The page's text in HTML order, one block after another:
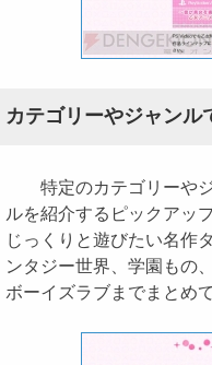
カテゴリーやジャンル
特定のカテゴリーやジ
ルを紹介するピックアッ
じっくりと遊びたい名
ンタジー世界、学園も
ボーイズラブまでまとめ